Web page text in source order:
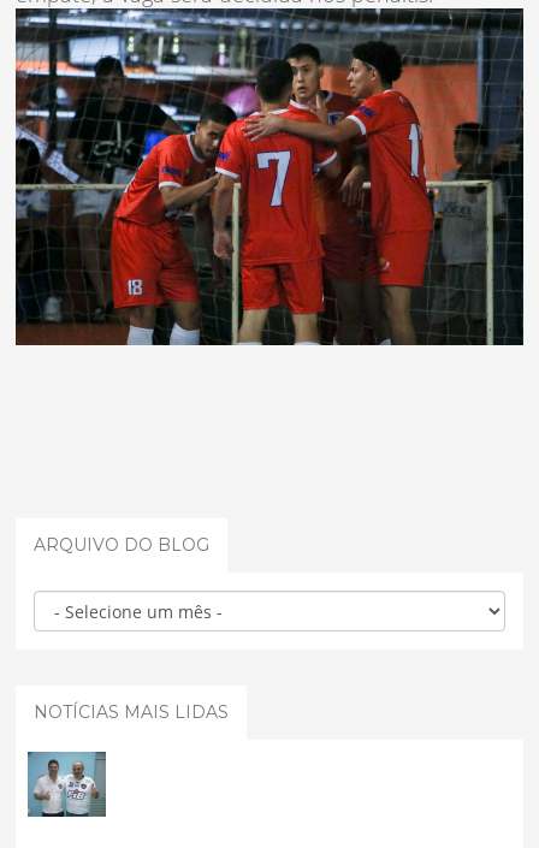
ARQUIVO DO BLOG
NOTÍCIAS MAIS LIDAS